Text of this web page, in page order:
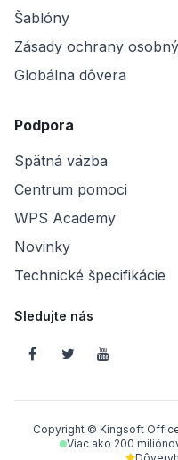
Šablóny
Zásady ochrany
Globálna dôvera
Podpora
Spätná väzba
Centrum pomoci
WPS Academy
Novinky
Technické špecifikácie
Sledujte nás
Copyright © Kingsoft
Viac ako 200